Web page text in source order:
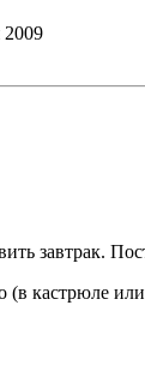
2009
завтрак.
кастрюле